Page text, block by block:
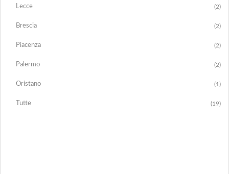
Lecce (2)
Brescia (2)
Piacenza (2)
Palermo (2)
Oristano (1)
Tutte (19)